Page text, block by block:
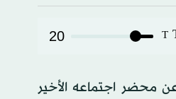
T
20
عن محضر اجتماعه الأخير